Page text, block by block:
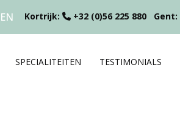
Kortrijk: +32 (0)56 225 880 Gent:
SPECIALITEITEN TESTIMONIALS